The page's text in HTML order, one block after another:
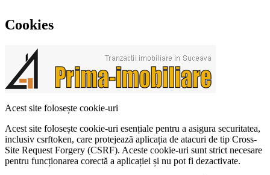
Cookies
Acest site folosește cookie-uri
Acest site folosește cookie-uri esențiale pentru a asigura securitatea,
inclusiv csrftoken, care protejează aplicația de atacuri de tip Cross-
Site Request Forgery (CSRF). Aceste cookie-uri sunt strict necesare
pentru funcționarea corectă a aplicației și nu pot fi dezactivate.